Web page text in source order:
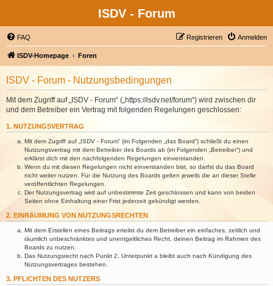
ISDV - Forum
FAQ Anmelden
Registrieren
ISDV-Homepage Foren
ISDV - Forum - Nutzungsbedingungen
Mit dem Zugriff auf „ISDV - Forum“ („https://isdv.net/forum“) wird zwischen dir
und dem Betreiber ein Vertrag mit folgenden Regelungen geschlossen:
1. NUTZUNGSVERTRAG
Mit dem Zugriff auf „ISDV - Forum“ (im Folgenden „das Board“) schließt du einen
Nutzungsvertrag mit dem Betreiber des Boards ab (im Folgenden „Betreiber“) und
erklärst dich mit den nachfolgenden Regelungen einverstanden.
Wenn du mit diesen Regelungen nicht einverstanden bist, so darfst du das Board
nicht weiter nutzen. Für die Nutzung des Boards gelten jeweils die an dieser Stelle
veröffentlichten Regelungen.
Der Nutzungsvertrag wird auf unbestimmte Zeit geschlossen und kann von beiden
Seiten ohne Einhaltung einer Frist jederzeit gekündigt werden.
2. EINRÄUMUNG VON NUTZUNGSRECHTEN
Mit dem Erstellen eines Beitrags erteilst du dem Betreiber ein einfaches, zeitlich und
räumlich unbeschränktes und unentgeltliches Recht, deinen Beitrag im Rahmen des
Boards zu nutzen.
Das Nutzungsrecht nach Punkt 2, Unterpunkt a bleibt auch nach Kündigung des
Nutzungsvertrages bestehen.
3. PFLICHTEN DES NUTZERS